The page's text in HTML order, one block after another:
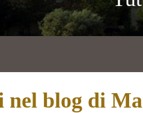
nel blog di